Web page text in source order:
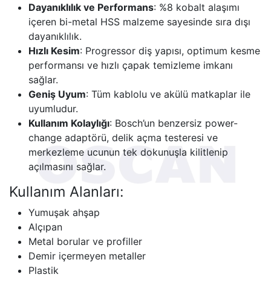
Dayanıklılık ve Performans: %8 kobalt alaşımı
içeren bi-metal HSS malzeme sayesinde sıra dışı
dayanıklılık.
Hızlı Kesim: Progressor diş yapısı, optimum kesme
performansı ve hızlı çapak temizleme imkanı
sağlar.
Geniş Uyum: Tüm kablolu ve akülü matkaplar ile
uyumludur.
Kullanım Kolaylığı: Bosch’un benzersiz power-
change adaptörü, delik açma testeresi ve
merkezleme ucunun tek dokunuşla kilitlenip
açılmasını sağlar.
Kullanım Alanları:
Yumuşak ahşap
Alçıpan
Metal borular ve profiller
Demir içermeyen metaller
Plastik